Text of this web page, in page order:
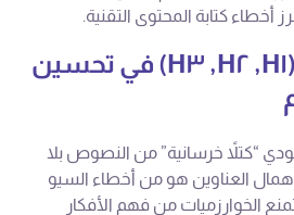
أخطاء كتابة المحتوى التقنية.
أهمية الهيكلية (H١, H٢, H٣) في تحسين
“كتلاً خرسانية” من النصوص بلا
العناوين هو من أخطاء السيو
الخوارزميات من فهم الأفكار